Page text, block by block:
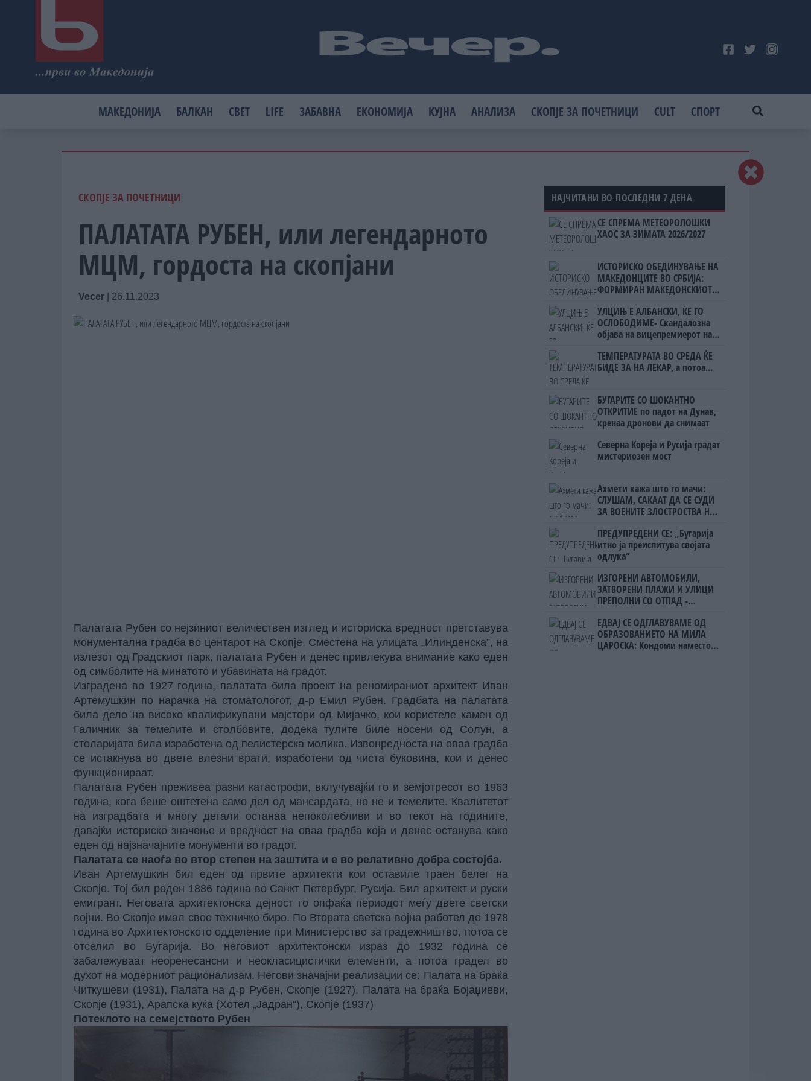
МАКЕДОНИЈА БАЛКАН СВЕТ LIFE ЗАБАВНА ЕКОНОМИЈА КУЈНА АНАЛИЗА СКОПЈЕ ЗА ПОЧЕТНИЦИ CULT СПОРТ
СКОПЈЕ ЗА ПОЧЕТНИЦИ
ПАЛАТАТА РУБЕН, или легендарното
МЦМ, гордоста на скопјани
Vecer 26.11.2023
Палатата Рубен со нејзиниот величествен изглед и историска вредност претставува
монументална градба во центарот на Скопје. Сместена на улицата „Илинденска”, на
излезот од Градскиот парк, палатата Рубен и денес привлекува внимание како еден
од симболите на минатото и убавината на градот.
Изградена во 1927 година, палатата била проект на реномираниот архитект Иван
Артемушкин по нарачка на стоматологот, д-р Емил Рубен. Градбата на палатата
била дело на високо квалификувани мајстори од Мијачко, кои користеле камен од
Галичник за темелите и столбовите, додека тулите биле носени од Солун, а
столаријата била изработена од пелистерска молика. Извонредноста на оваа градба
се истакнува во двете влезни врати, изработени од чиста буковина, кои и денес
функционираат.
Палатата Рубен преживеа разни катастрофи, вклучувајќи го и земјотресот во 1963
година, кога беше оштетена само дел од мансардата, но не и темелите. Квалитетот
на изградбата и многу детали останаа непоколебливи и во текот на годините,
давајќи историско значење и вредност на оваа градба која и денес останува како
еден од најзначајните монументи во градот.
Палатата се наоѓа во втор степен на заштита и е во релативно добра состојба.
Иван Артемушкин бил еден од првите архитекти кои оставиле траен белег на
Скопје. Тој бил роден 1886 година во Санкт Петербург, Русија. Бил архитект и руски
емигрант. Неговата архитектонска дејност го опфаќа периодот меѓу двете светски
војни. Во Скопје имал свое техничко биро. По Втората светска војна работел до 1978
година во Архитектонското одделение при Министерство за градежништво, потоа се
отселил во Бугарија. Во неговиот архитектонски израз до 1932 година се
забалежуваат неоренесансни и неокласицистички елементи, а потоа градел во
духот на модерниот рационализам. Негови значајни реализации се: Палата на браќа
Читкушеви (1931), Палата на д-р Рубен, Скопје (1927), Палата на браќа Бојаџиеви,
Скопје (1931), Арапска куќа (Хотел „Јадран“), Скопје (1937)
Потеклото на семејството Рубен
НАЈЧИТАНИ ВО ПОСЛЕДНИ 7 ДЕНА
СЕ СПРЕМА МЕТЕОРОЛОШКИ
ХАОС ЗА ЗИМАТА 2026/2027
ИСТОРИСКО ОБЕДИНУВАЊЕ НА
МАКЕДОНЦИТЕ ВО СРБИЈА:
ФОРМИРАН МАКЕДОНСКИОТ
УЛЦИЊ Е АЛБАНСКИ, ЌЕ ГО
ОСЛОБОДИМЕ- Скандалозна
објава на вицепремиерот на
ТЕМПЕРАТУРАТА ВО СРЕДА ЌЕ
БИДЕ ЗА НА ЛЕКАР, а потоа...
БУГАРИТЕ СО ШОКАНТНО
ОТКРИТИЕ по падот на Дунав,
кренаа дронови да снимаат
Северна Кореја и Русија градат
мистериозен мост
Ахмети кажа што го мачи:
СЛУШАМ, САКААТ ДА СЕ СУДИ
ЗА ВОЕНИТЕ ЗЛОСТРОСТВА НА
ПРЕДУПРЕДЕНИ СЕ: „Бугарија
итно ја преиспитува својата
одлука“
ИЗГОРЕНИ АВТОМОБИЛИ,
ЗАТВОРЕНИ ПЛАЖИ И УЛИЦИ
ПРЕПОЛНИ СО ОТПАД -
мигрантскиот бран кон Сеута
ЕДВАЈ СЕ ОДГЛАВУВАМЕ ОД
ОБРАЗОВАНИЕТО НА МИЛА
ЦАРОСКА: Кондоми наместо